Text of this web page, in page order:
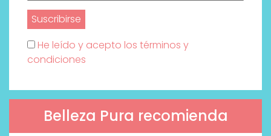
He leído y acepto los términos y
condiciones
Belleza Pura recomienda